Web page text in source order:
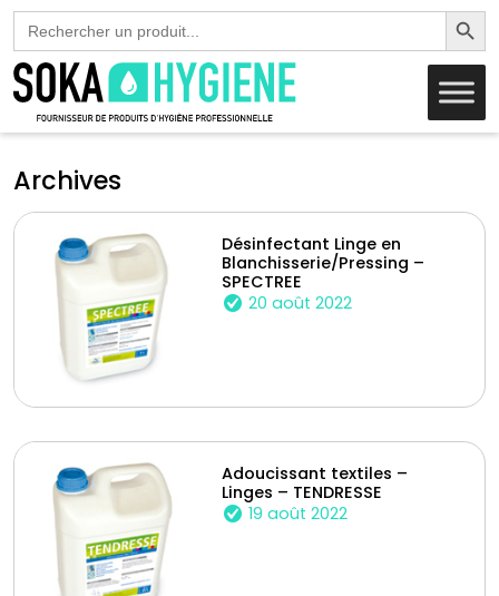
Search
for:
Search
Archives
Désinfectant Linge en
Blanchisserie/Pressing –
SPECTREE
20 août 2022
Adoucissant textiles –
Linges – TENDRESSE
19 août 2022